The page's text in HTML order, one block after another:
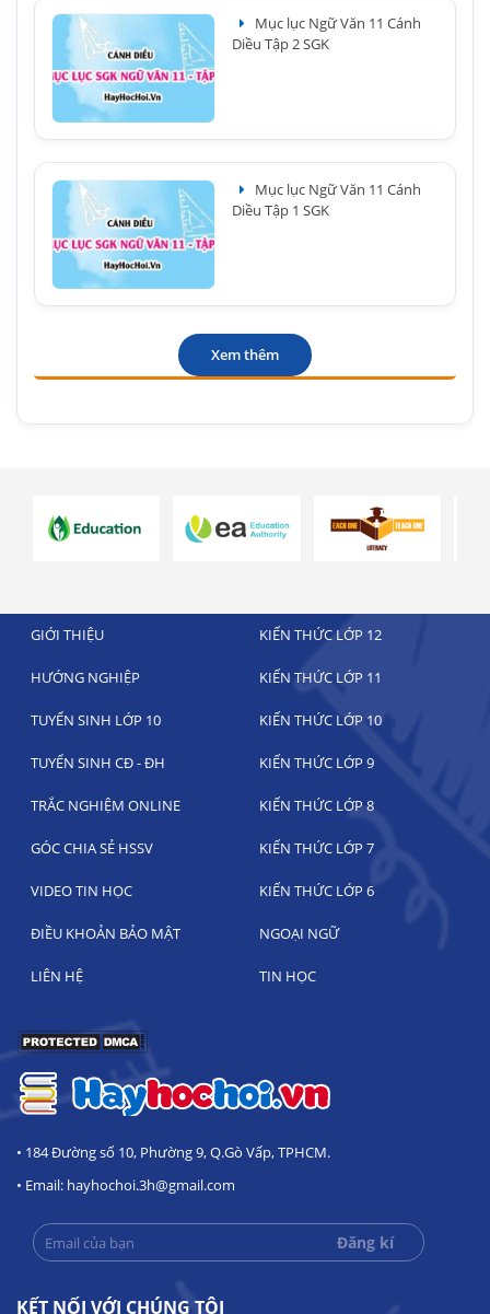
Mục lục Ngữ Văn 11 Cánh
Diều Tập 2 SGK
Mục lục Ngữ Văn 11 Cánh
Diều Tập 1 SGK
Xem thêm
GIỚI THIỆU KIẾN THỨC LỚP 12
HƯỚNG NGHIỆP KIẾN THỨC LỚP 11
TUYỂN SINH LỚP 10 KIẾN THỨC LỚP 10
TUYỂN SINH CĐ - ĐH KIẾN THỨC LỚP 9
TRẮC NGHIỆM ONLINE KIẾN THỨC LỚP 8
GÓC CHIA SẺ HSSV KIẾN THỨC LỚP 7
VIDEO TIN HỌC KIẾN THỨC LỚP 6
ĐIỀU KHOẢN BẢO MẬT NGOẠI NGỮ
LIÊN HỆ TIN HỌC
• 184 Đường số 10, Phường 9, Q.Gò Vấp, TPHCM.
• Email: hayhochoi.3h@gmail.com
KẾT NỐI VỚI CHÚNG TÔI